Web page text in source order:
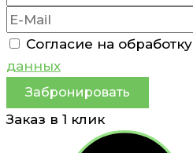
Согласие на обработку
данных
Забронировать
Заказ в 1 клик